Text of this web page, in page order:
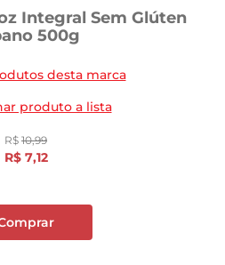
Integral Sem Glúten
500g
desta marca
produto a lista
R$ 10,99
R$ 7,12